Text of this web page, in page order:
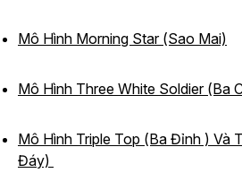
Mô Hình Morning Star (Sao Mai)
Mô Hình Three White Soldier (Ba
Mô Hình Triple Top (Ba Đỉnh ) Và
Đáy)